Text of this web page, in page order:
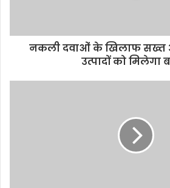
नकली दवाओं के खिलाफ सख्त
उत्पादों को मिलेगा